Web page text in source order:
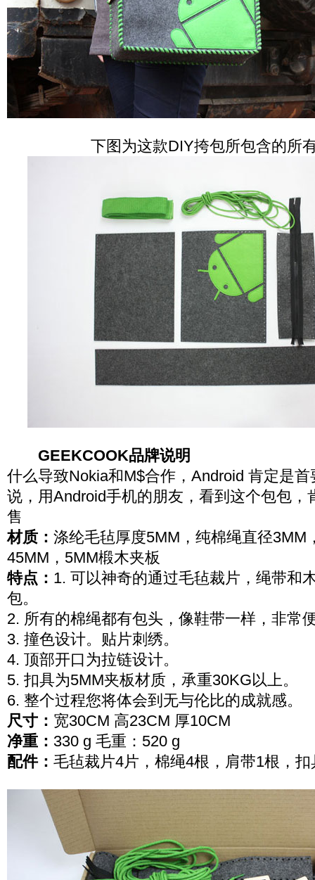
下图为这款DIY挎包所包含的所
GEEKCOOK品牌说明
什么导致Nokia和M$合作，Android 肯定是
说，用Android手机的朋友，看到这个包包，
售
材质： 涤纶毛毡厚度5MM，纯棉绳直径3MM
45MM，5MM椴木夹板
特点： 1. 可以神奇的通过毛毡裁片，绳带和
包。
2. 所有的棉绳都有包头，像鞋带一样，非常
3. 撞色设计。贴片刺绣。
4. 顶部开口为拉链设计。
5. 扣具为5MM夹板材质，承重30KG以上。
6. 整个过程您将体会到无与伦比的成就感。
尺寸： 宽30CM 高23CM 厚10CM
净重： 330 g 毛重：520 g
配件： 毛毡裁片4片，棉绳4根，肩带1根，